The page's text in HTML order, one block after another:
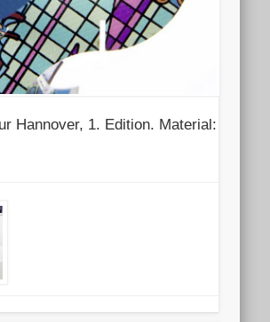
Hannover, 1. Edition. Material: